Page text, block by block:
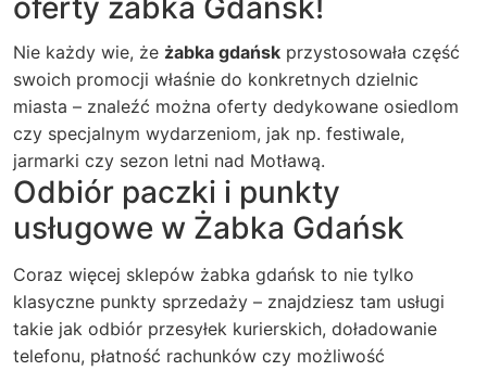
oferty żabka Gdańsk!
Nie każdy wie, że żabka gdańsk przystosowała część
swoich promocji właśnie do konkretnych dzielnic
miasta – znaleźć można oferty dedykowane osiedlom
czy specjalnym wydarzeniom, jak np. festiwale,
jarmarki czy sezon letni nad Motławą.
Odbiór paczki i punkty
usługowe w Żabka Gdańsk
Coraz więcej sklepów żabka gdańsk to nie tylko
klasyczne punkty sprzedaży – znajdziesz tam usługi
takie jak odbiór przesyłek kurierskich, doładowanie
telefonu, płatność rachunków czy możliwość